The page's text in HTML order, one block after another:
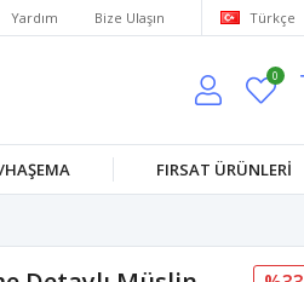
Yardım Bize Ulaşın Türkçe
0
FIRSAT ÜRÜNLERİ